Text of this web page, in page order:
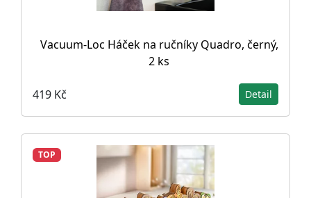
Vacuum-Loc Háček na ručníky Quadro, černý,
2 ks
419 Kč Detail
TOP